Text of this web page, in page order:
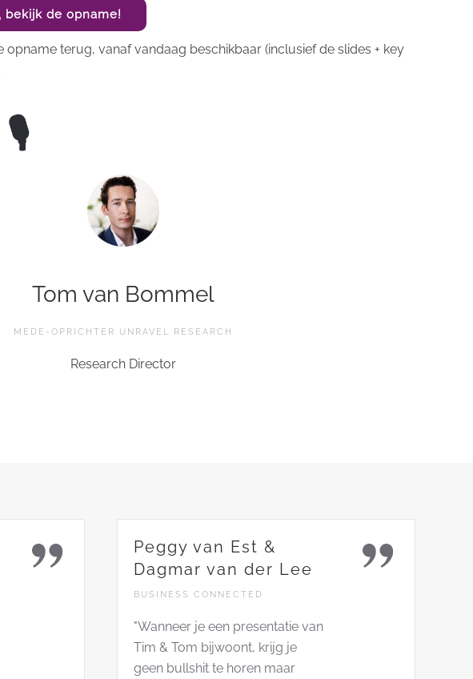
bekijk de opname!
opname terug, vanaf vandaag beschikbaar (inclusief de slides + key
Tom van Bommel
MEDE-OPRICHTER UNRAVEL RESEARCH
Research Director
Peggy van Est &
Dagmar van der Lee
BUSINESS CONNECTED
"Wanneer je een presentatie van
Tim & Tom bijwoont, krijg je
geen bullshit te horen maar